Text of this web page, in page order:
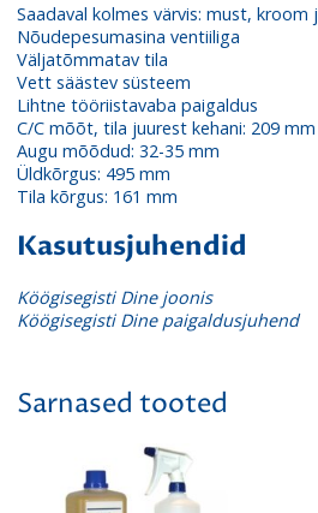
Saadaval kolmes värvis: must, kroom
Nõudepesumasina ventiiliga
Väljatõmmatav tila
Vett säästev süsteem
Lihtne tööriistavaba paigaldus
C/C mõõt, tila juurest kehani: 209 mm
Augu mõõdud: 32-35 mm
Üldkõrgus: 495 mm
Tila kõrgus: 161 mm
Kasutusjuhendid
Köögisegisti Dine joonis
Köögisegisti Dine paigaldusjuhend
Sarnased tooted